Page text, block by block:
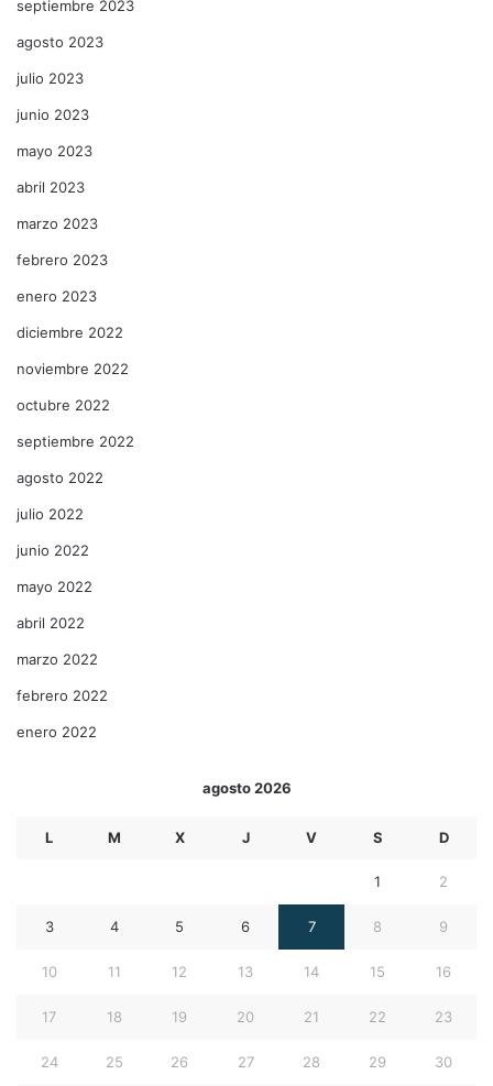
septiembre 2023
agosto 2023
julio 2023
junio 2023
mayo 2023
abril 2023
marzo 2023
febrero 2023
enero 2023
diciembre 2022
noviembre 2022
octubre 2022
septiembre 2022
agosto 2022
julio 2022
junio 2022
mayo 2022
abril 2022
marzo 2022
febrero 2022
enero 2022
agosto 2026
L M X J V S D
1 2
3 4 5 6 7 8 9
10 11 12 13 14 15 16
17 18 19 20 21 22 23
24 25 26 27 28 29 30